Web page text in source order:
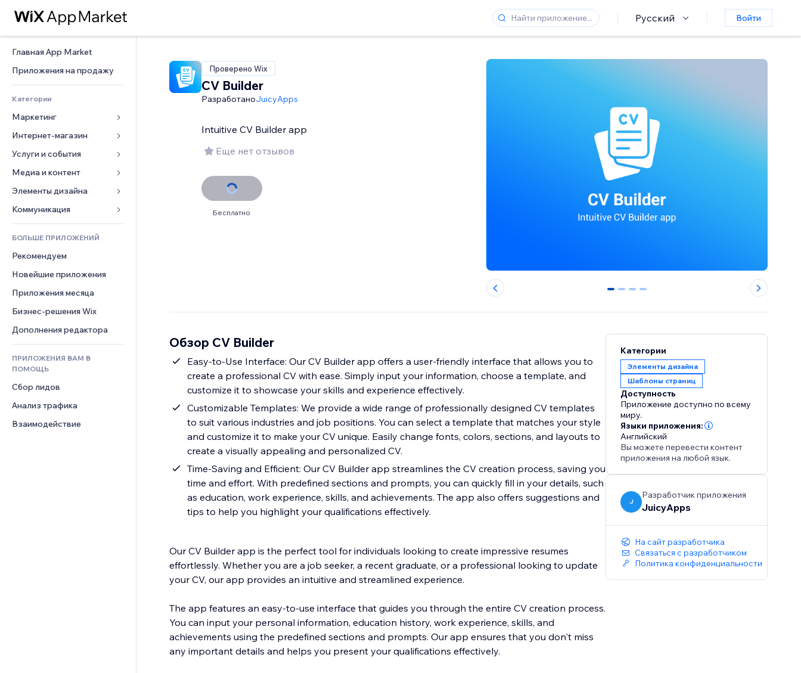
Русский Войти
Главная App Market
Приложения на продажу
Категории
Маркетинг
Реклама
Моб. версия
Веб-аналитика
Списки сайтов
Эл. почта
Интернет-магазин
Приложения для магазинов
Доставка
Кнопки продаж
Бухгалтерский учет
Купоны и лояльность
Складские услуги
Еда и напитки
Услуги и события
Отели
События
Рестораны
Недвижимость
Онлайн-запись
Медиа и контент
Галерея
Музыка
Подкасты
Фотография
Видео
PDF
Обмен файлами
Новости
Элементы дизайна
Карты и навигация
Конфиденциальность и
безопасность
Часы
Баннеры и значки
Калькуляторы
Погода
Графики и таблицы
Формы
Опросы
Чат
Комментарии
Телефон
Сообщество
Отзывы и комментарии
Управление отношениями с
клиентом (CRM)
БОЛЬШЕ ПРИЛОЖЕНИЙ
Рекомендуем
Новейшие приложения
Приложения месяца
Бизнес-решения Wix
Дополнения редактора
ПРИЛОЖЕНИЯ ВАМ В
ПОМОЩЬ
Сбор лидов
Анализ трафика
Взаимодействие
Проверено Wix
CV Builder
РазработаноJuicyApps
Intuitive CV Builder app
Еще нет отзывов
Бесплатно
0 1 2 3
Обзор CV Builder
Easy-to-Use Interface: Our CV Builder app offers a user-friendly interface that allows you to
create a professional CV with ease. Simply input your information, choose a template, and
customize it to showcase your skills and experience effectively.
Customizable Templates: We provide a wide range of professionally designed CV templates
to suit various industries and job positions. You can select a template that matches your style
and customize it to make your CV unique. Easily change fonts, colors, sections, and layouts to
create a visually appealing and personalized CV.
Time-Saving and Efficient: Our CV Builder app streamlines the CV creation process, saving you
time and effort. With predefined sections and prompts, you can quickly fill in your details, such
as education, work experience, skills, and achievements. The app also offers suggestions and
tips to help you highlight your qualifications effectively.
Our CV Builder app is the perfect tool for individuals looking to create impressive resumes
effortlessly. Whether you are a job seeker, a recent graduate, or a professional looking to update
your CV, our app provides an intuitive and streamlined experience.
The app features an easy-to-use interface that guides you through the entire CV creation process.
You can input your personal information, education history, work experience, skills, and
achievements using the predefined sections and prompts. Our app ensures that you don't miss
any important details and helps you present your qualifications effectively.
Категории
Элементы дизайна
Шаблоны страниц
Доступность
Приложение доступно по всему
миру.
Языки приложения:
Английский
Вы можете перевести контент
приложения на любой язык.
J
Разработчик приложения
JuicyApps
На сайт разработчика
Связаться с разработчиком
Политика конфиденциальности